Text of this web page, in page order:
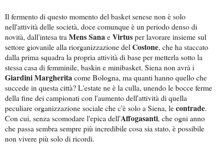
Il fermento di questo momento del basket senese non è solo
nell'attività delle società, doce comunque è un periodo denso di
novità, dall'intesa tra Mens SanaeVirtusper lavorare insieme sul
settore giovanile alla riorganizzazione del Costone, che ha staccato
dalla prima squadra la propria attività di base per metterla sotto la
stessa casa di femminile, baskin e minibasket. Siena non avrà i
Giardini Margheritacome Bologna, ma quanti hanno quello che
succede in questa città? L'estate ne è la culla, unendo le bocce ferme
della fine dei campionati con l'aumento dell'attività di quella
peculiare organizzazione sociale che c'è solo a Siena, lecontrade.
Con cui, senza scomodare l'epica dell'Affogasanti, che ogni anno
che passa sembra sempre più incredibile cosa sia stato, è possibile
non vivere più solo di ricordi.